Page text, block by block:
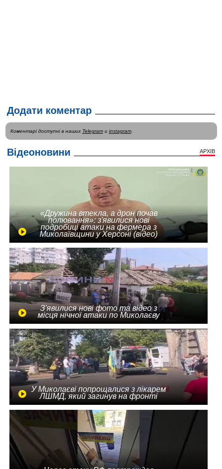
Додати коментар
Коментарі доступні в наших Telegramи instagram.
Відеоновини АРХІВ
«Дружина втекла, а дрон почав
полювання»: з'явилися нові
подробиці атаки на фермера з
Миколаївщини у Херсоні (відео)
З'явилися нові фото та відео з
місця нічної атаки по Миколаєву
У Миколаєві попрощалися з лікарем
ЛШМД, який загинув на фронті